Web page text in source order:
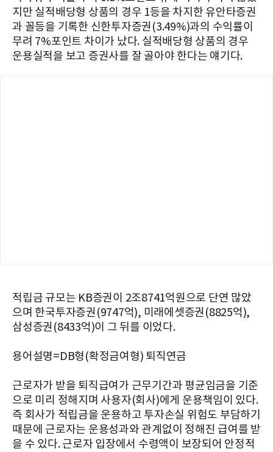
지만 실적배당형 상품의 경우 1등을 차지한 유안타증권
과 꼴등을 기록한 신한투자증권(3.49%)과의 수익률이
무려 7%포인트 차이가 났다. 실적배당형 상품의 경우
운용실적을 보고 증권사를 잘 골아야 한다는 얘기다.
적립금 규모는 KB증권이 2조8741억원으로 단연 많았
으며 한국투자증권(9747억), 미래에셋증권(8825억),
삼성증권(8433억)이 그 뒤를 이었다.
용어설명=DB형(확정금여형) 퇴직연금
근로자가 받을 퇴직급여가 근무기간과 평균임금을 기준
으로 미리 정해지며 사용자(회사)에게 운용책임이 있다.
즉 회사가 적립금을 운용하고 투자손실 위험도 부담하기
때문에 근로자는 운용성과와 관계없이 정해진 급여를 받
을 수 있다. 근로자 입장에서 수령액이 보장되어 안정적